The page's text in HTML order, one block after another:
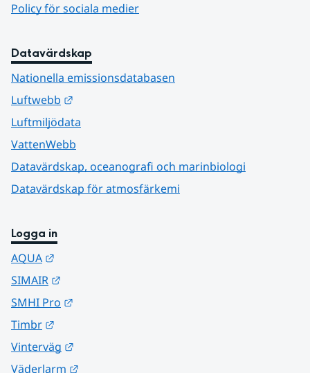
Policy för sociala medier
Datavärdskap
Nationella emissionsdatabasen
Luftwebb
Luftmiljödata
VattenWebb
Datavärdskap, oceanografi och marinbiologi
Datavärdskap för atmosfärkemi
Logga in
AQUA
SIMAIR
SMHI Pro
Timbr
Vinterväg
Väderlarm